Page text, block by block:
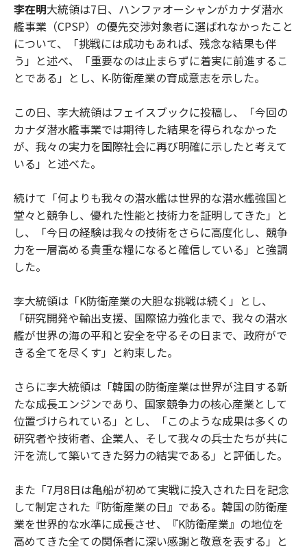
李在明大統領は7日、ハンファオーシャンがカナダ潜水
艦事業（CPSP）の優先交渉対象者に選ばれなかったこと
について、「挑戦には成功もあれば、残念な結果も伴
う」と述べ、「重要なのは止まらずに着実に前進するこ
とである」とし、K-防衛産業の育成意志を示した。
この日、李大統領はフェイスブックに投稿し、「今回の
カナダ潜水艦事業では期待した結果を得られなかった
が、我々の実力を国際社会に再び明確に示したと考えて
いる」と述べた。
続けて「何よりも我々の潜水艦は世界的な潜水艦強国と
堂々と競争し、優れた性能と技術力を証明してきた」と
し、「今日の経験は我々の技術をさらに高度化し、競争
力を一層高める貴重な糧になると確信している」と強調
した。
李大統領は「K防衛産業の大胆な挑戦は続く」とし、
「研究開発や輸出支援、国際協力強化まで、我々の潜水
艦が世界の海の平和と安全を守るその日まで、政府がで
きる全てを尽くす」と約束した。
さらに李大統領は「韓国の防衛産業は世界が注目する新
たな成長エンジンであり、国家競争力の核心産業として
位置づけられている」とし、「このような成果は多くの
研究者や技術者、企業人、そして我々の兵士たちが共に
汗を流して築いてきた努力の結実である」と評価した。
また「7月8日は亀船が初めて実戦に投入された日を記念
して制定された『防衛産業の日』である。韓国の防衛産
業を世界的な水準に成長させ、『K防衛産業』の地位を
高めてきた全ての関係者に深い感謝と敬意を表する」と